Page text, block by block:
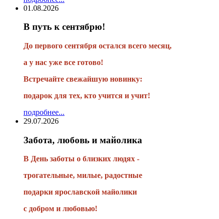
01.08.2026
В путь к сентябрю!
До первого сентября остался всего месяц,
а у нас уже все готово!
Встречайте свежайшую новинку:
подарок для тех, кто учится и учит!
подробнее...
29.07.2026
Забота, любовь и майолика
В День заботы о близких людях -
трогательные, милые, радостные
подарки ярославской майолики
с добром и любовью!